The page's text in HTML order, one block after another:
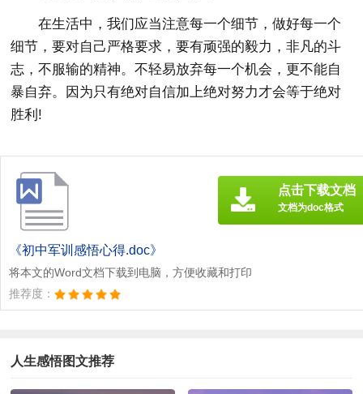
在生活中，我们应当注意每一个细节，做好每一个
细节，要对自己严格要求，要有顽强的毅力，非凡的斗
志，不服输的精神。不轻易放弃每一个机会，更不能自
暴自弃。因为只有绝对自信加上绝对努力才会等于绝对
胜利!
《初中军训感悟心得.doc》
将本文的Word文档下载到电脑，方便收藏和打印
推荐度：
点击下载文档
文档为doc格式
人生感悟图文推荐